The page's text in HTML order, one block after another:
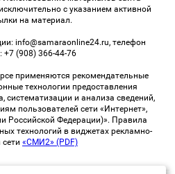
с указанием активной
на материал.
info@samaraonline24.ru, телефон
+7 (908) 366-44-76
применяются рекомендательные
технологии предоставления
систематизации и анализа сведений,
пользователей сети «Интернет»,
Российской Федерации)». Правила
технологий в виджетах рекламно-
«СМИ2» (PDF)